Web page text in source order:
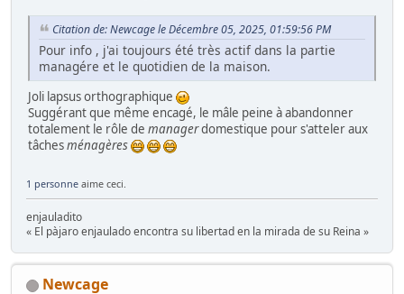
Citation de: Newcage le Décembre 05, 2025, 01:59:56 PM
Pour info , j'ai toujours été très actif dans la partie
managére et le quotidien de la maison.
Joli lapsus orthographique
Suggérant que même encagé, le mâle peine à abandonner
totalement le rôle de managerdomestique pour s'atteler aux
tâchesménagères
1 personne aime ceci.
enjauladito
« El pàjaro enjaulado encontra su libertad en la mirada de su Reina »
Newcage